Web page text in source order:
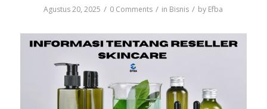
Agustus 20, 2025 / 0 Comments / in Bisnis / by Efba